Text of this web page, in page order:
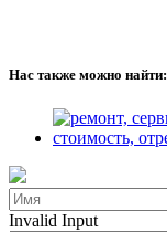
Нас также можно найти:
Invalid Input